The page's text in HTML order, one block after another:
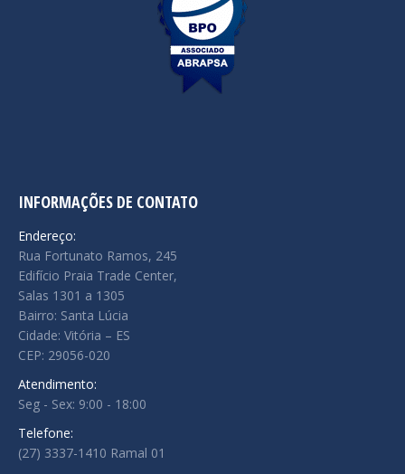
INFORMAÇÕES DE CONTATO
Endereço:
Rua Fortunato Ramos, 245
Edifício Praia Trade Center,
Salas 1301 a 1305
Bairro: Santa Lúcia
Cidade: Vitória – ES
CEP: 29056-020
Atendimento:
Seg - Sex: 9:00 - 18:00
Telefone:
(27) 3337-1410 Ramal 01